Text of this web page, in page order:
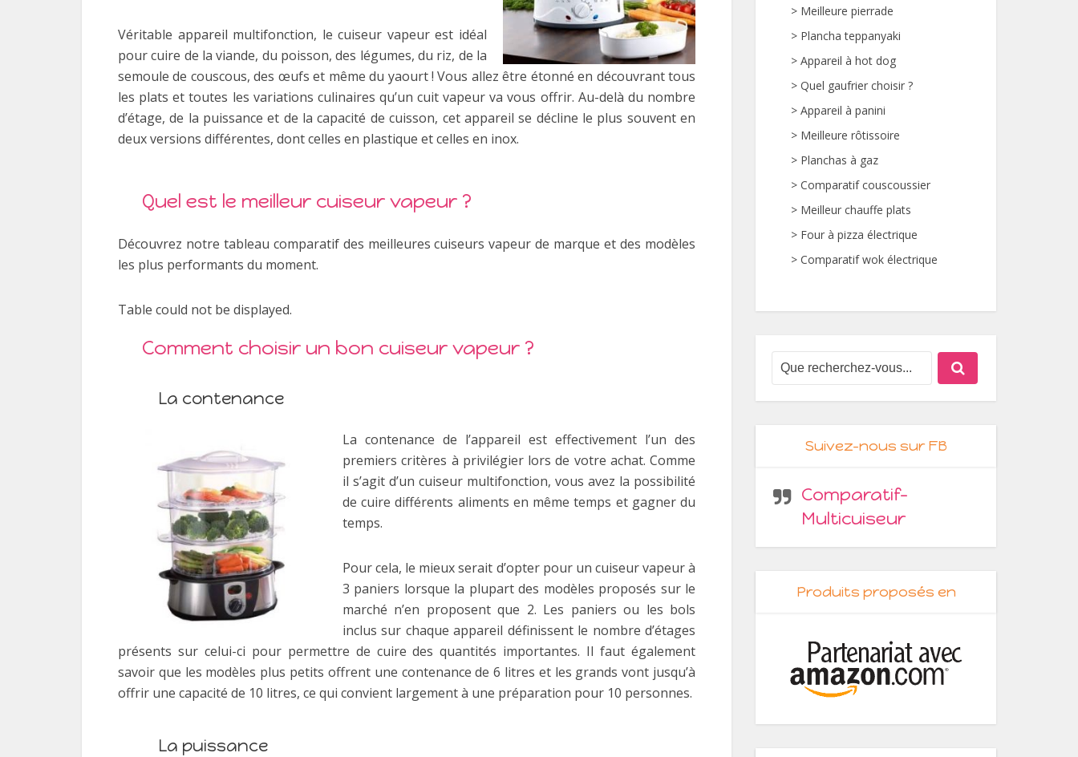
Véritable appareil multifonction, le cuiseur vapeur est idéal
pour cuire de la viande, du poisson, des légumes, du riz, de la
semoule de couscous, des œufs et même du yaourt ! Vous allez être étonné en découvrant tous
les plats et toutes les variations culinaires qu’un cuit vapeur va vous offrir. Au-delà du nombre
d’étage, de la puissance et de la capacité de cuisson, cet appareil se décline le plus souvent en
deux versions différentes, dont celles en plastique et celles en inox.
Quel est le meilleur cuiseur vapeur ?
Découvrez notre tableau comparatif des meilleures cuiseurs vapeur de marque et des modèles
les plus performants du moment.
Table could not be displayed.
Comment choisir un bon cuiseur vapeur ?
La contenance
La contenance de l’appareil est effectivement l’un des
premiers critères à privilégier lors de votre achat. Comme
il s’agit d’un cuiseur multifonction, vous avez la possibilité
de cuire différents aliments en même temps et gagner du
temps.
Pour cela, le mieux serait d’opter pour un cuiseur vapeur à
3 paniers lorsque la plupart des modèles proposés sur le
marché n’en proposent que 2. Les paniers ou les bols
inclus sur chaque appareil définissent le nombre d’étages
présents sur celui-ci pour permettre de cuire des quantités importantes. Il faut également
savoir que les modèles plus petits offrent une contenance de 6 litres et les grands vont jusqu’à
offrir une capacité de 10 litres, ce qui convient largement à une préparation pour 10 personnes.
La puissance
> Meilleure pierrade
> Plancha teppanyaki
> Appareil à hot dog
> Quel gaufrier choisir ?
> Appareil à panini
> Meilleure rôtissoire
> Planchas à gaz
> Comparatif couscoussier
> Meilleur chauffe plats
> Four à pizza électrique
> Comparatif wok électrique
Suivez-nous sur FB
Comparatif-
Multicuiseur
Produits proposés en